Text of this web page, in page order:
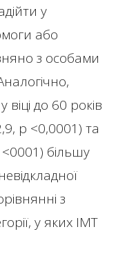
у
або
з особами
віці до 60 років
р <0,0001) та
більшу
з
у яких ІМТ